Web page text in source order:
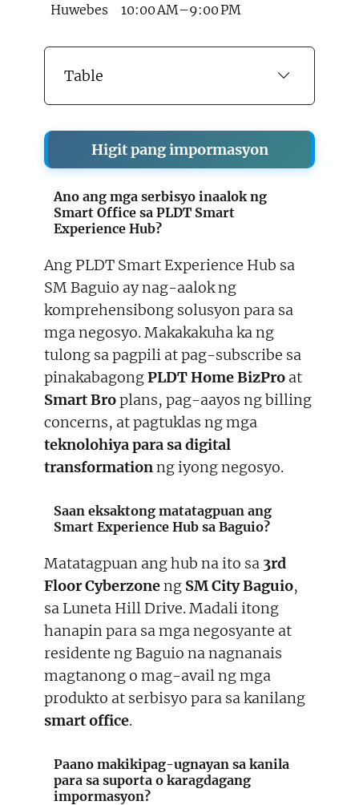
Huwebes 10:00 AM–9:00 PM
Table
Higit pang impormasyon
Ano ang mga serbisyo inaalok ng
Smart Office sa PLDT Smart
Experience Hub?
Ang PLDT Smart Experience Hub sa
SM Baguio ay nag-aalok ng
komprehensibong solusyon para sa
mga negosyo. Makakakuha ka ng
tulong sa pagpili at pag-subscribe sa
pinakabagongPLDT Home BizPro at
Smart Broplans, pag-aayos ng billing
concerns, at pagtuklas ng mga
teknolohiya para sa digital
transformationng iyong negosyo.
Saan eksaktong matatagpuan ang
Smart Experience Hub sa Baguio?
Matatagpuan ang hub na ito sa 3rd
Floor Cyberzoneng SM City Baguio,
sa Luneta Hill Drive. Madali itong
hanapin para sa mga negosyante at
residente ng Baguio na nagnanais
magtanong o mag-avail ng mga
produkto at serbisyo para sa kanilang
smart office.
Paano makikipag-ugnayan sa kanila
para sa suporta o karagdagang
impormasyon?